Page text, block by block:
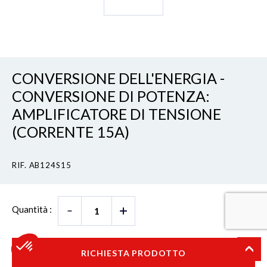
CONVERSIONE DELL'ENERGIA -
CONVERSIONE DI POTENZA:
AMPLIFICATORE DI TENSIONE
(CORRENTE 15A)
RIF. AB124S15
Quantità :
RICHIESTA PRODOTTO